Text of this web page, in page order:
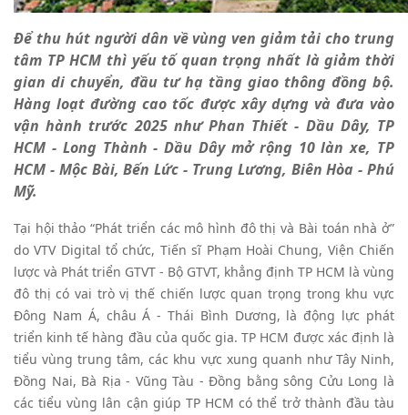
Để thu hút người dân về vùng ven giảm tải cho trung
tâm TP HCM thì yếu tố quan trọng nhất là giảm thời
gian di chuyển, đầu tư hạ tầng giao thông đồng bộ.
Hàng loạt đường cao tốc được xây dựng và đưa vào
vận hành trước 2025 như Phan Thiết - Dầu Dây, TP
HCM - Long Thành - Dầu Dây mở rộng 10 làn xe, TP
HCM - Mộc Bài, Bến Lức - Trung Lương, Biên Hòa - Phú
Mỹ.
Tại hội thảo “Phát triển các mô hình đô thị và Bài toán nhà ở”
do VTV Digital tổ chức, Tiến sĩ Phạm Hoài Chung, Viện Chiến
lược và Phát triển GTVT - Bộ GTVT, khẳng định TP HCM là vùng
đô thị có vai trò vị thế chiến lược quan trọng trong khu vực
Đông Nam Á, châu Á - Thái Bình Dương, là động lực phát
triển kinh tế hàng đầu của quốc gia. TP HCM được xác định là
tiểu vùng trung tâm, các khu vực xung quanh như Tây Ninh,
Đồng Nai, Bà Rịa - Vũng Tàu - Đồng bằng sông Cửu Long là
các tiểu vùng lân cận giúp TP HCM có thể trở thành đầu tàu